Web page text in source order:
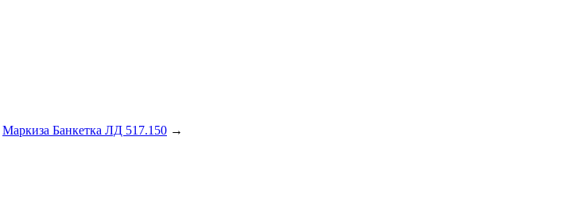
Маркиза Банкетка ЛД 517.150 →